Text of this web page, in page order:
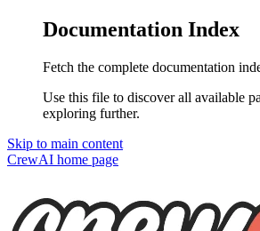
Documentation Index
Fetch the complete documentation
Use this file to discover all available
exploring further.
Skip to main content
CrewAI home page